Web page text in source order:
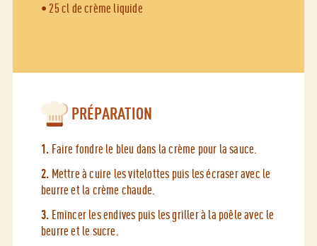
• 25 cl de crème liquide
PRÉPARATION
1. Faire fondre le bleu dans la crème pour la sauce.
2. Mettre à cuire les vitelottes puis les écraser avec le
beurre et la crème chaude.
3. Emincer les endives puis les griller à la poêle avec le
beurre et le sucre.